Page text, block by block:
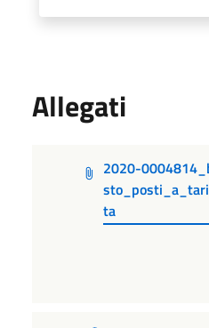
Allegati
2020-
ta